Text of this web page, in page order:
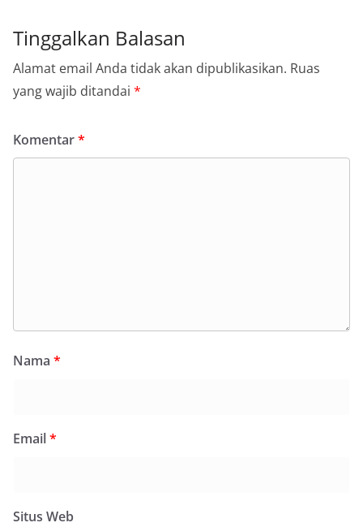
Tinggalkan Balasan
Alamat email Anda tidak akan dipublikasikan. Ruas
yang wajib ditandai *
Komentar*
Nama *
Email*
Situs Web